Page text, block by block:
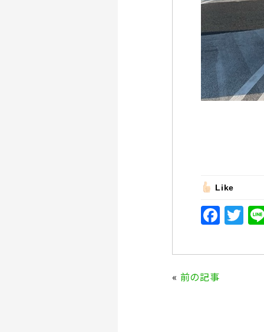
Like
F
a
c
T
w
it
« 前の記事